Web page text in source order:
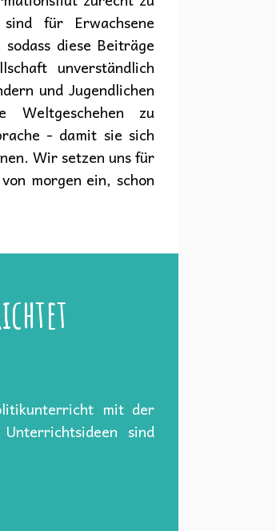
für Erwachsene
diese Beiträge
unverständlich
und Jugendlichen
zu
- damit sie sich
Wir setzen uns für
morgen ein, schon
mit der
sind